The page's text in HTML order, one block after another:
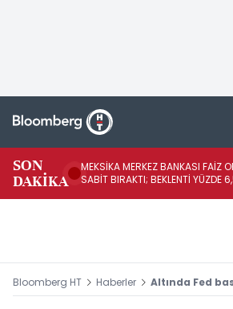
SON
DAKİKA
MEKSİKA MERKEZ BANKASI FAİZ
SABİT BIRAKTI; BEKLENTİ YÜZDE
Bloomberg HT Haberler Altında Fed